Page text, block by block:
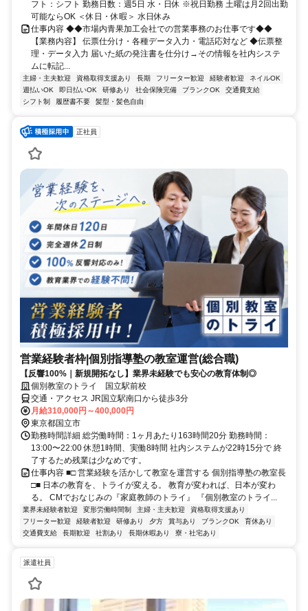
フト：シフト 勤務日数：週5日 水・日休 ※祝日勤務 土曜は月2回出勤
可能ならOK ＜休日・休暇＞ 水日休み
仕事内容 ◆◆市場内青果加工会社での営業事務のお仕事です◆◆
【業務内容】 伝票仕分け・各種データ入力・電話応対など ◆伝票整
理・データ入力 届いた紙の発注書を仕分け→その情報を社内システ
ムに転記...
主婦・主夫歓迎 資格取得支援あり 長期 フリーター歓迎 経験者歓迎
ネイルOK
週払いOK
即日払いOK 研修あり 社会保険完備 ブランクOK
交通費支給
シフト制
履歴書不要 髪型・髪色自由
正社員
営業経験者枠|個別指導塾の教室運営(総合職)
【反響100%｜新規開拓なし】業界未経験でも安心の教育体制◎
個別教室のトライ 国立駅前校
交通・アクセス JR国立駅南口から徒歩3分
月給310,000円～400,000円
東京都国立市
勤務時間詳細 総労働時間：1ヶ月あたり163時間20分 勤務時間：
13:00〜22:00 休憩1時間、実働8時間 社内システムが22時15分で 終
了するため残業は少なめです。
仕事内容 ■□ 営業経験を活かして教室を運営する 個別指導塾の教室長
□■ 日本の教育を、トライが変える。 教育が変われば、日本が変わ
る。 CMでおなじみの『家庭教師のトライ』 『個別教室のトライ...
業界未経験者歓迎 変形労働時間制 主婦・主夫歓迎
資格取得支援あり
フリーター歓迎
経験者歓迎 研修あり 夕方 賞与あり ブランクOK
育休あり
交通費支給
長期歓迎 社割あり 長期休暇あり 寮・社宅あり
派遣社員